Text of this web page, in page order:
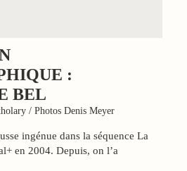
:
BEL
/ Photos Denis Meyer
ingénue dans la séquence La
en 2004. Depuis, on l’a